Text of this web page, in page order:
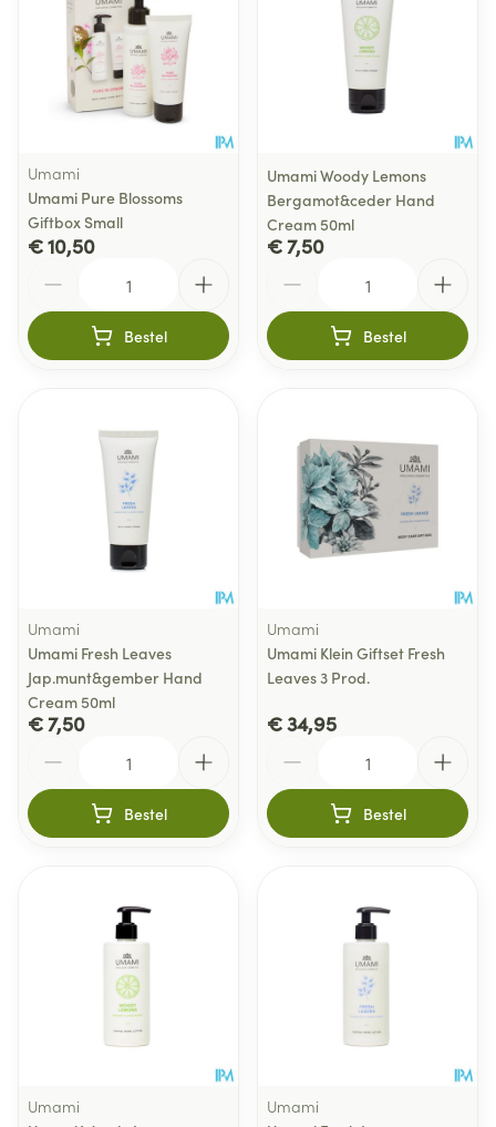
Umami
Umami Pure Blossoms
Giftbox Small
€ 10,50
Bestel
Umami Woody Lemons
Bergamot&ceder Hand
Cream 50ml
€ 7,50
Bestel
Umami
Umami Fresh Leaves
Jap.munt&gember Hand
Cream 50ml
€ 7,50
Bestel
Umami
Umami Klein Giftset Fresh
Leaves 3 Prod.
€ 34,95
Bestel
Umami
Umami